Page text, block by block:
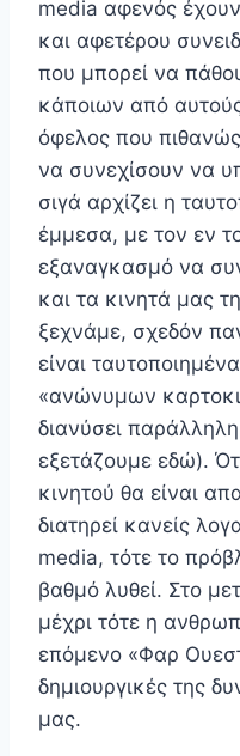
media αφενός
και αφετέρου
που μπορεί να
κάποιων από
όφελος που
να συνεχίσουν να
σιγά αρχίζει η
έμμεσα, με τον εν
εξαναγκασμό να
και τα κινητά μας
ξεχνάμε, σχεδόν
είναι
«ανώνυμων
διανύσει
εξετάζουμε εδώ).
κινητού θα είναι
διατηρεί κανείς
media, τότε το
βαθμό λυθεί. Στο
μέχρι τότε η
επόμενο «Φαρ
δημιουργικές της
μας.